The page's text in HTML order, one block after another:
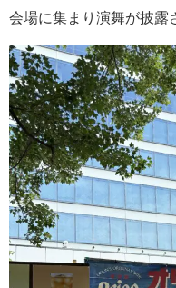
会場に集まり演舞が披露